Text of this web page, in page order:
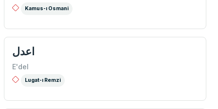
Kamus-ı Osmani
اعدل
E'del
Lugat-ı Remzi